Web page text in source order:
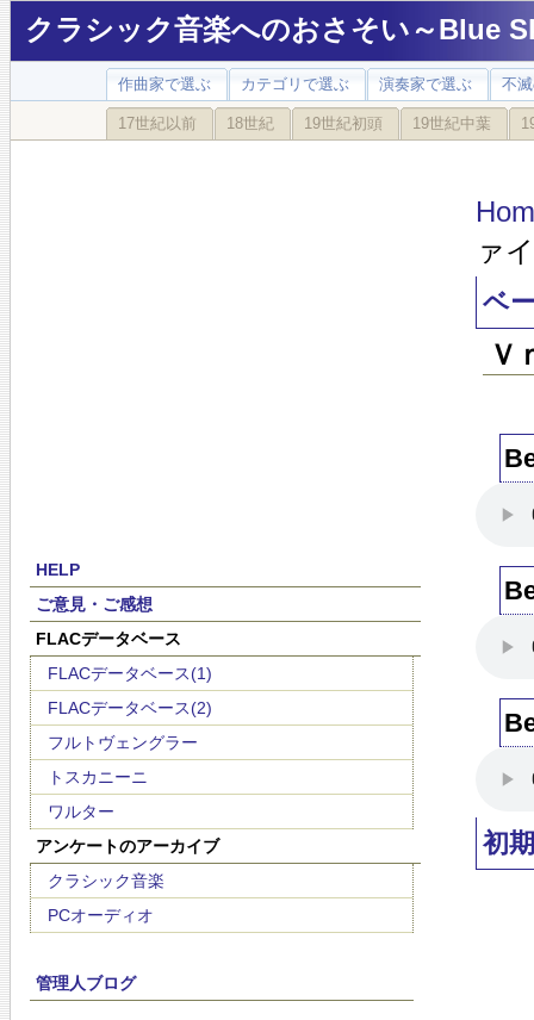
クラシック音楽へのおさそい～Blue
作曲家で選ぶ カテゴリで選ぶ 演奏家で選ぶ 不
17世紀以前 18世紀 19世紀初頭 19世紀中葉
HELP
ご意見・ご感想
FLACデータベース
FLACデータベース(1)
FLACデータベース(2)
フルトヴェングラー
トスカニーニ
ワルター
アンケートのアーカイブ
クラシック音楽
PCオーディオ
管理人ブログ
ァ
ベ
Ｖ
初